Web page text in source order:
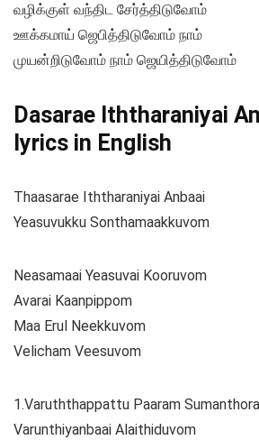
வழிக்குள் வந்திட சேர்த்திடுவோம்
ஊக்கமாய் ஜெபித்திடுவோம் நாம்
முயன்றிடுவோம் நாம் ஜெயித்திடுவோம்
Dasarae Iththaraniyai
lyrics in English
Thaasarae Iththaraniyai Anbaai
Yeasuvukku Sonthamaakkuvom
Neasamaai Yeasuvai Kooruvom
Avarai Kaanpippom
Maa Erul Neekkuvom
Velicham Veesuvom
1.Varuththappattu Paaram
Varunthiyanbaai Alaithiduvom